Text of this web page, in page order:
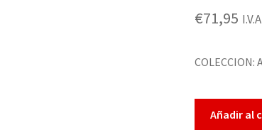
€71,95 I.V.A
COLECCION:
Añadir al